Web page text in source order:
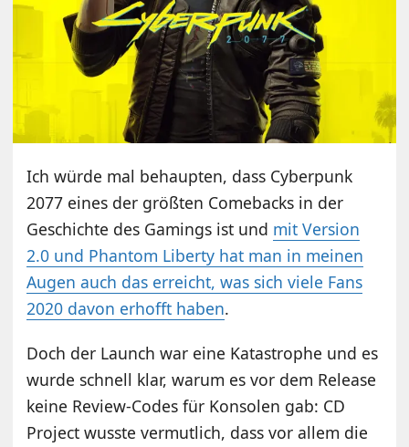
Ich würde mal behaupten, dass Cyberpunk
2077 eines der größten Comebacks in der
Geschichte des Gamings ist und mit Version
2.0 und Phantom Liberty hat man in meinen
Augen auch das erreicht, was sich viele Fans
2020 davon erhofft haben.
Doch der Launch war eine Katastrophe und es
wurde schnell klar, warum es vor dem Release
keine Review-Codes für Konsolen gab: CD
Project wusste vermutlich, dass vor allem die